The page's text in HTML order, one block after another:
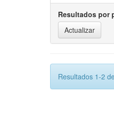
Resultados por
Resultados 1-2